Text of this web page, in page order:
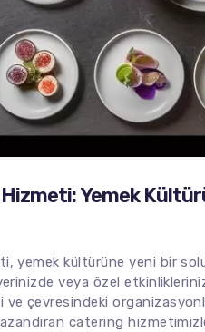
Yemek
yemek kültürüne yeni bir
veya özel
çevresindeki
catering